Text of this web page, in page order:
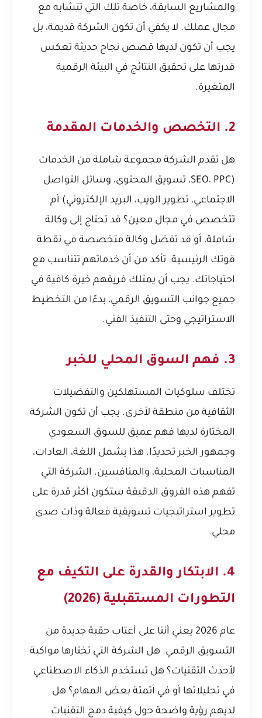
والمشاريع السابقة، خاصة تلك التي تتشابه مع
مجال عملك. لا يكفي أن تكون الشركة قديمة، بل
يجب أن تكون لديها قصص نجاح حديثة تعكس
قدرتها على تحقيق النتائج في البيئة الرقمية
المتغيرة.
2. التخصص والخدمات المقدمة
هل تقدم الشركة مجموعة شاملة من الخدمات
(SEO، PPC، تسويق المحتوى، وسائل التواصل
الاجتماعي، تطوير الويب، البريد الإلكتروني) أم
تتخصص في مجال معين؟ قد تحتاج إلى وكالة
شاملة، أو قد تفضل وكالة متخصصة في نقطة
قوتك الرئيسية. تأكد من أن خدماتهم تتناسب مع
احتياجاتك. يجب أن يمتلك فريقهم خبرة كافية في
جميع جوانب التسويق الرقمي، بدءًا من التخطيط
الاستراتيجي وحتى التنفيذ الفني.
3. فهم السوق المحلي للخبر
تختلف سلوكيات المستهلكين والتفضيلات
الثقافية من منطقة لأخرى. يجب أن تكون الشركة
المختارة لديها فهم عميق للسوق السعودي
وجمهور الخبر تحديدًا. هذا يشمل اللغة، العادات،
المناسبات المحلية، والمنافسين. الشركة التي
تفهم هذه الفروق الدقيقة ستكون أكثر قدرة على
تطوير استراتيجيات تسويقية فعالة وذات صدى
محلي.
4. الابتكار والقدرة على التكيف مع
التطورات المستقبلية (2026)
عام 2026 يعني أننا على أعتاب حقبة جديدة من
التسويق الرقمي. هل الشركة التي تختارها مواكبة
لأحدث التقنيات؟ هل تستخدم الذكاء الاصطناعي
في تحليلاتها أو في أتمتة بعض المهام؟ هل
لديهم رؤية واضحة حول كيفية دمج التقنيات